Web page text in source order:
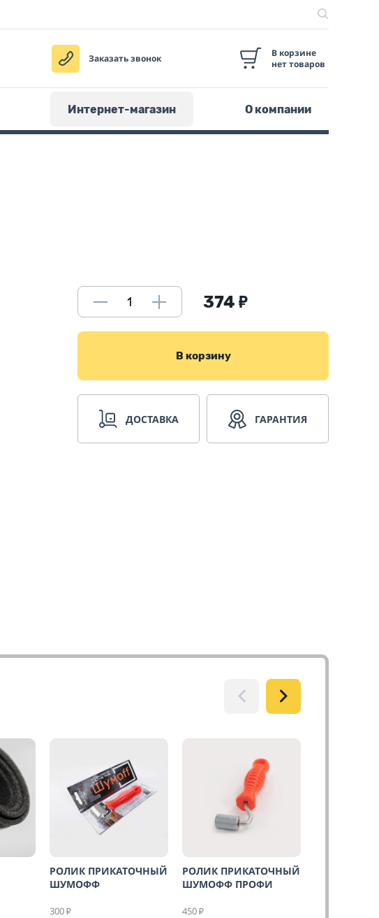
Заказать звонок
В корзине
нет товаров
Интернет-магазин О компании
374₽
В корзину
ДОСТАВКА ГАРАНТИЯ
РОЛИК ПРИКАТОЧНЫЙ
ШУМОФФ
300 ₽
РОЛИК ПРИКАТОЧНЫЙ
ШУМОФФ ПРОФИ
450 ₽